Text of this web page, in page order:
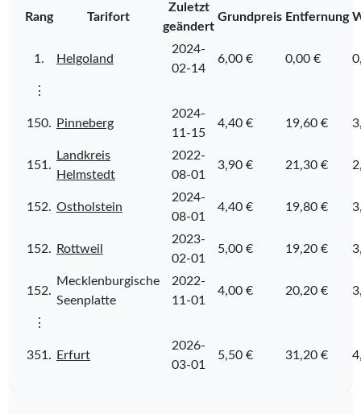
Rang Tarifort
Zuletzt
geändert
Grundpreis Entfernung
1. Helgoland
2024-
02-14
6,00 € 0,00 €
⋮
150. Pinneberg
2024-
11-15
4,40 € 19,60 €
151.
Landkreis
Helmstedt
2022-
08-01
3,90 € 21,30 €
152. Ostholstein
2024-
08-01
4,40 € 19,80 €
152. Rottweil
2023-
02-01
5,00 € 19,20 €
152.
Mecklenburgische
Seenplatte
2022-
11-01
4,00 € 20,20 €
⋮
351. Erfurt
2026-
03-01
5,50 € 31,20 €